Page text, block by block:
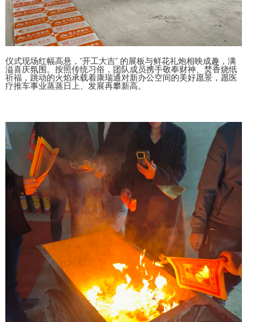
仪式现场红幅高悬，“开工大吉” 的展板与鲜花礼炮相映成趣，满
溢喜庆氛围。按照传统习俗，团队成员携手敬奉财神、焚香烧纸
祈福，跳动的火焰承载着康瑞通对新办公空间的美好愿景，愿医
疗推车事业蒸蒸日上、发展再攀新高。